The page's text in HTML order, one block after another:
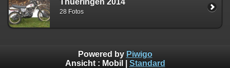
28 Fotos
Powered by Piwigo
Ansicht : Mobil Standard